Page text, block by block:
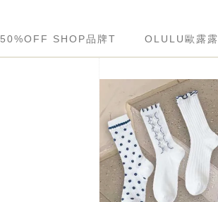
50%OFF SHOP品牌T OLULU歐露露